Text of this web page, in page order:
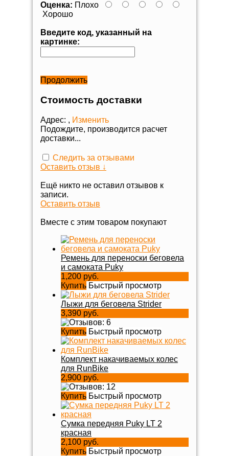
Оценка: Плохо
Хорошо
Введите код, указанный на
картинке:
Продолжить
Стоимость доставки
Адрес: , Изменить
Подождите, производится расчет
доставки...
Следить за отзывами
Оставить отзыв ↓
Ещё никто не оставил отзывов к
записи.
Оставить отзыв
Вместе с этим товаром покупают
Ремень для переноски беговела
и самоката Puky
1,200 руб.
Купить Быстрый просмотр
Лыжи для беговела Strider
3,390 руб.
Купить Быстрый просмотр
Комплект накачиваемых колес
для RunBike
2,900 руб.
Купить Быстрый просмотр
Сумка передняя Puky LT 2
красная
2,100 руб.
Купить Быстрый просмотр